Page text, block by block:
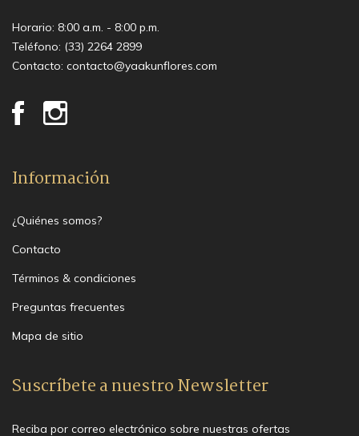
Horario: 8:00 a.m. - 8:00 p.m.
Teléfono: (33) 2264 2899
Contacto: contacto@yaakunflores.com
Información
¿Quiénes somos?
Contacto
Términos & condiciones
Preguntas frecuentes
Mapa de sitio
Suscríbete a nuestro Newsletter
Reciba por correo electrónico sobre nuestras ofertas